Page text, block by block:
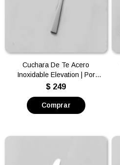
Cuchara De Te Acero
Inoxidable Elevation | Por
unidad
$ 249